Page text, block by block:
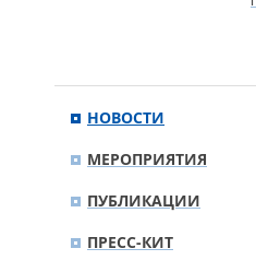
НОВОСТИ
МЕРОПРИЯТИЯ
ПУБЛИКАЦИИ
ПРЕСС-КИТ